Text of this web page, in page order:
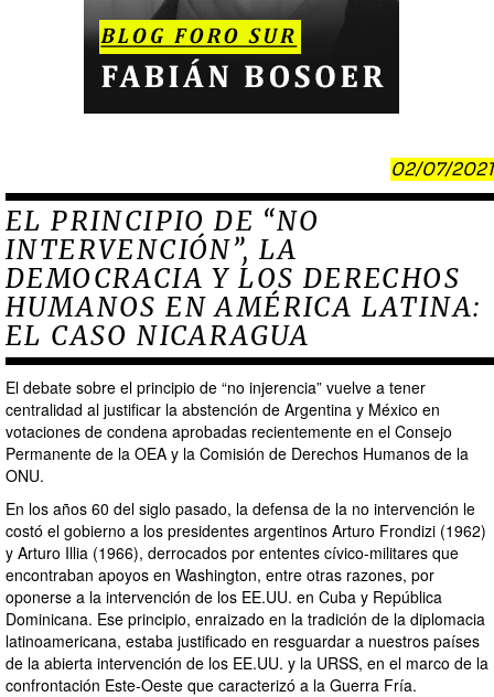
02/07/2021
EL PRINCIPIO DE “NO
INTERVENCIÓN”, LA
DEMOCRACIA Y LOS DERECHOS
HUMANOS EN AMÉRICA LATINA:
EL CASO NICARAGUA
El debate sobre el principio de “no injerencia” vuelve a tener
centralidad al justificar la abstención de Argentina y México en
votaciones de condena aprobadas recientemente en el Consejo
Permanente de la OEA y la Comisión de Derechos Humanos de la
ONU.
En los años 60 del siglo pasado, la defensa de la no intervención le
costó el gobierno a los presidentes argentinos Arturo Frondizi (1962)
y Arturo Illia (1966), derrocados por ententes cívico-militares que
encontraban apoyos en Washington, entre otras razones, por
oponerse a la intervención de los EE.UU. en Cuba y República
Dominicana. Ese principio, enraizado en la tradición de la diplomacia
latinoamericana, estaba justificado en resguardar a nuestros países
de la abierta intervención de los EE.UU. y la URSS, en el marco de la
confrontación Este-Oeste que caracterizó a la Guerra Fría.